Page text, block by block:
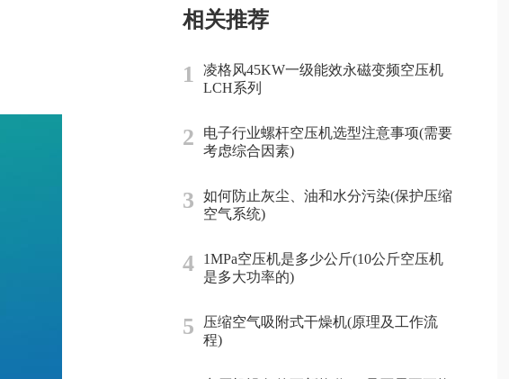
相关推荐
1
凌格风45KW一级能效永磁变频空压机
LCH系列
2
电子行业螺杆空压机选型注意事项(需要
考虑综合因素)
3
如何防止灰尘、油和水分污染(保护压缩
空气系统)
4
1MPa空压机是多少公斤(10公斤空压机
是多大功率的)
5
压缩空气吸附式干燥机(原理及工作流
程)